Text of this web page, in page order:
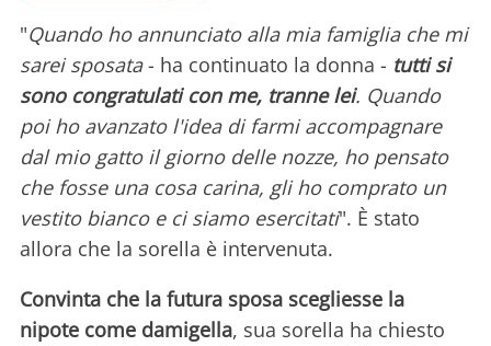
"Quando ho annunciato alla mia famiglia che mi
sarei sposata- ha continuato la donna - tutti si
sono congratulati con me, tranne lei. Quando
poi ho avanzato l'idea di farmi accompagnare
dal mio gatto il giorno delle nozze, ho pensato
che fosse una cosa carina, gli ho comprato un
vestito bianco e ci siamo esercitati". È stato
allora che la sorella è intervenuta.
Convinta che la futura sposa scegliesse la
nipote come damigella, sua sorella ha chiesto